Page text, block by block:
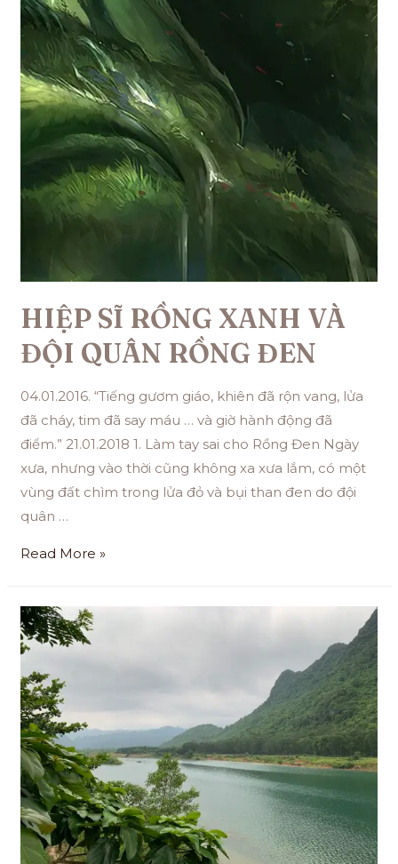
HIỆP SĨ RỒNG XANH VÀ
ĐỘI QUÂN RỒNG ĐEN
04.01.2016. “Tiếng gươm giáo, khiên đã rộn vang, lửa
đã cháy, tim đã say máu … và giờ hành động đã
điểm.” 21.01.2018 1. Làm tay sai cho Rồng Đen Ngày
xưa, nhưng vào thời cũng không xa xưa lắm, có một
vùng đất chìm trong lửa đỏ và bụi than đen do đội
quân …
Read More »